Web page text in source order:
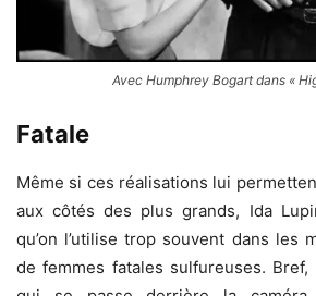
Avec Humphrey Bogart dans «
Fatale
Même si ces réalisations lui
aux côtés des plus grands, Ida
qu’on l’utilise trop souvent dans les
de femmes fatales sulfureuses. Bref,